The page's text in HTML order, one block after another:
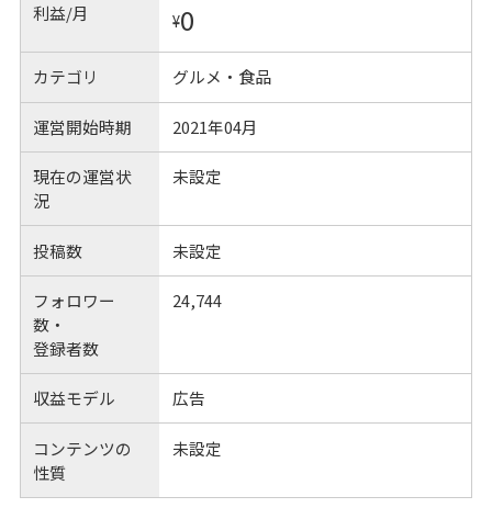
利益/月 ¥0
カテゴリ グルメ・食品
運営開始時期 2021年04月
現在の運営状
況
未設定
投稿数 未設定
フォロワー
数・
登録者数
24,744
収益モデル 広告
コンテンツの
性質
未設定